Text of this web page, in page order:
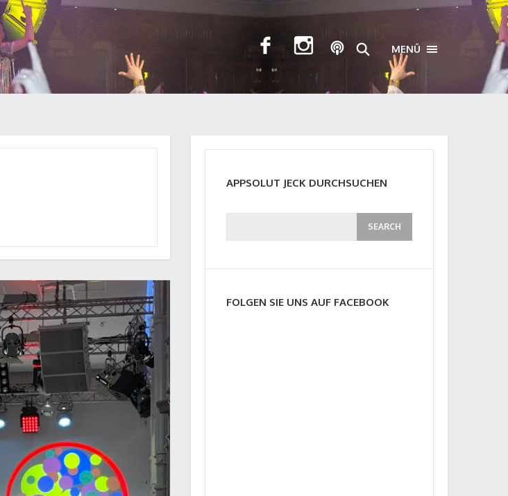
MENÜ TOGGLE
APPSOLUT JECK DURCHSUCHEN
FOLGEN SIE UNS AUF FACEBOOK